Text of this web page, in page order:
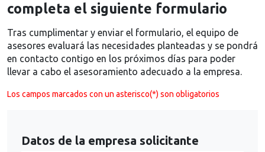
completa el siguiente formulario
Tras cumplimentar y enviar el formulario, el equipo de
asesores evaluará las necesidades planteadas y se pondrá
en contacto contigo en los próximos días para poder
llevar a cabo el asesoramiento adecuado a la empresa.
Los campos marcados con un asterisco(*) son obligatorios
Datos de la empresa solicitante